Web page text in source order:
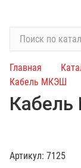
и
с
п
т
Главная
Кабель МКЭШ
Артикул: 7125